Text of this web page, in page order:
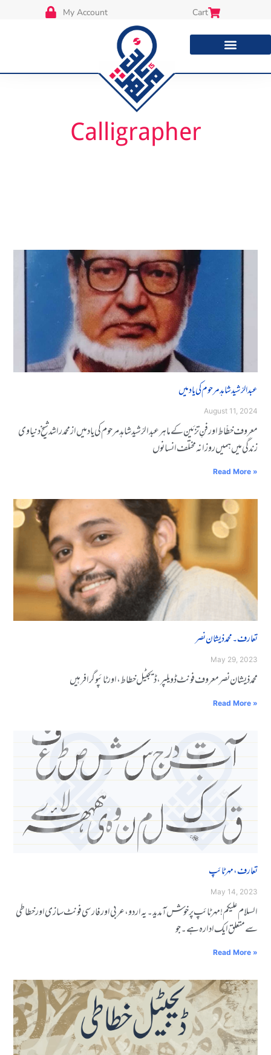
My Account Cart
Calligrapher
عبدالرّشید شاہد مرحوم کی یاد میں
August 11, 2024
معروف خطّاط اور فنِ تزئین کے ماہر عبدالرّشید شاہد مرحوم کی یاد میں از محمد راشد شیخ دنیاوی
زندگی میں ہمیں روزانہ مختلف انسانوں
Read More »
تعارف۔ محمد ذیشان نصر
May 29, 2023
محمد ذیشان نصر معروف فونٹ ڈویلپر، ڈیجیٹل خطاط، اور ٹائپوگرافر ہیں
Read More »
تعارف، مہر ٹائپ
May 14, 2023
السلاݣݣم ݣݣݣݣݣݣݣݣݣݣݣݣݣݣݣݣݣݣݣݣݣعلیکم ! مہر ݣݣݣٹاݣݣݣئپ ݣݣپر ݣݣݣݣݣݣݣݣݣخوݣݣݣشـ ݣݣݣݣݣݣآݣݣݣمدید ۔ یہ ݣݣݣݣاردو، عربی اور فارݣݣݣݣݣݣݣݣݣسی ݣݣݣݣفوݣݣݣݣݣݣنٹ سازݣݣی ݣݣاور ݣݣݣݣݣݣخطاݣݣݣݣطی
سے ݣݣݣݣݣݣݣݣݣݣݣݣݣݣݣݣݣݣݣݣݣݣݣݣݣݣݣمتعلق ݣݣایک ادارہ ہے ݣݣ۔ ݣݣݣݣݣجو
Read More »